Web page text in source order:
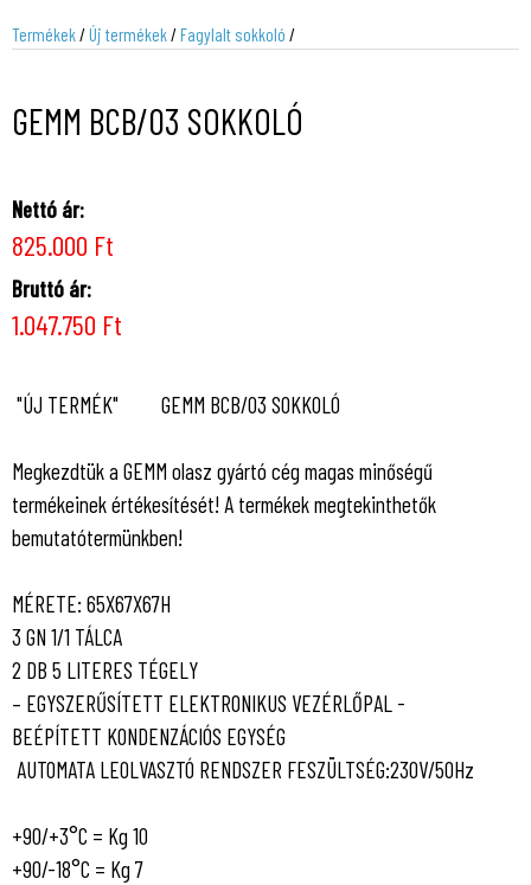
Termékek/Új termékek/Fagylalt sokkoló /
GEMM BCB/03 SOKKOLÓ
Nettó ár:
825.000 Ft
Bruttó ár:
1.047.750 Ft
"ÚJ TERMÉK" GEMM BCB/03 SOKKOLÓ
Megkezdtük a GEMM olasz gyártó cég magas minőségű
termékeinek értékesítését! A termékek megtekinthetők
bemutatótermünkben!
MÉRETE: 65X67X67H
3 GN 1/1 TÁLCA
2 DB 5 LITERES TÉGELY
– EGYSZERŰSÍTETT ELEKTRONIKUS VEZÉRLŐPAL -
BEÉPÍTETT KONDENZÁCIÓS EGYSÉG
AUTOMATA LEOLVASZTÓ RENDSZER FESZÜLTSÉG:230V/50Hz
+90/+3°C = Kg 10
+90/-18°C = Kg 7